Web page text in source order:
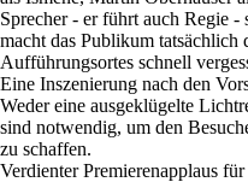
Sprecher - er führt auch Regie
macht das Publikum tatsächlich
Aufführungsortes schnell
Eine Inszenierung nach den
Weder eine ausgeklügelte
sind notwendig, um den
zu schaffen.
Verdienter Premierenapplaus